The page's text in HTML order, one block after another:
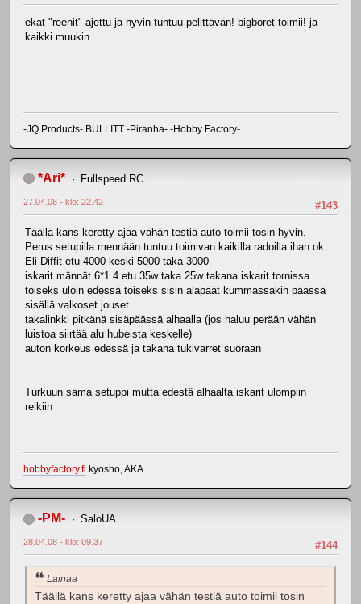
ekat "reenit" ajettu ja hyvin tuntuu pelittävän! bigboret toimii! ja
kaikki muukin.
-JQ Products- BULLITT -Piranha- -Hobby Factory-
*Ari* Fullspeed RC
#143
27.04.08 - klo: 22.42
Täällä kans keretty ajaa vähän testiä auto toimii tosin hyvin.
Perus setupilla mennään tuntuu toimivan kaikilla radoilla ihan ok
Eli Diffit etu 4000 keski 5000 taka 3000
iskarit männät 6*1.4 etu 35w taka 25w takana iskarit tornissa
toiseks uloin edessä toiseks sisin alapäät kummassakin päässä
sisällä valkoset jouset.
takalinkki pitkänä sisäpäässä alhaalla (jos haluu perään vähän
luistoa siirtää alu hubeista keskelle)
auton korkeus edessä ja takana tukivarret suoraan
Turkuun sama setuppi mutta edestä alhaalta iskarit ulompiin
reikiin
hobbyfactory.fi kyosho, AKA
-PM- SaloUA
#144
28.04.08 - klo: 09.37
Lainaa
Täällä kans keretty ajaa vähän testiä auto toimii tosin